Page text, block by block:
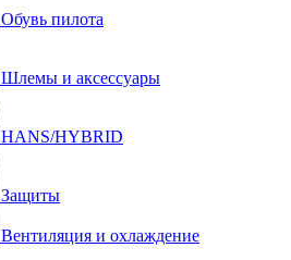
Обувь пилота
Шлемы и аксессуары
HANS/HYBRID
Защиты
Вентиляция и охлаждение